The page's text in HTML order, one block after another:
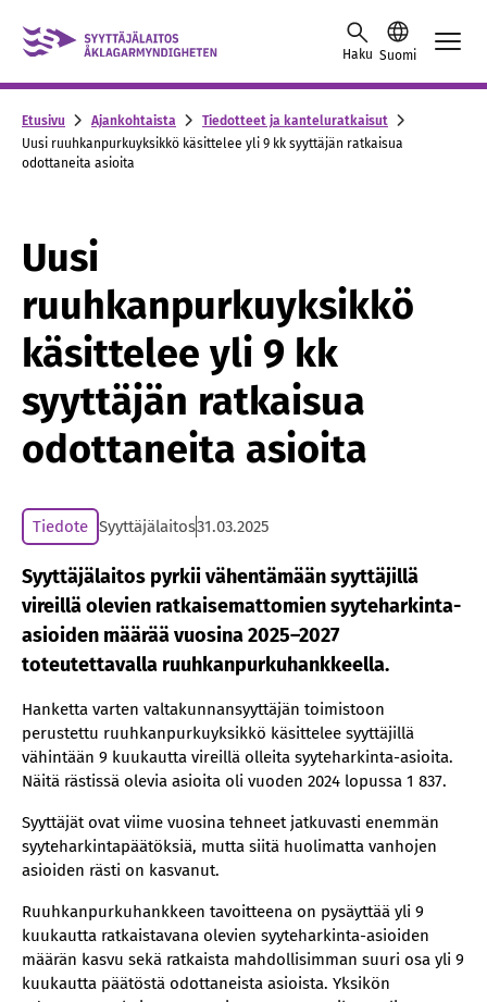
Skip to content -saavutettavuusohje
Haku Suomi
Etusivu Ajankohtaista
Tiedotteet ja kanteluratkaisut
Uusi ruuhkanpurkuyksikkö käsittelee yli 9 kk syyttäjän ratkaisua
odottaneita asioita
Uusi
ruuhkanpurkuyksikkö
käsittelee yli 9 kk
syyttäjän ratkaisua
odottaneita asioita
Tiedote Syyttäjälaitos31.03.2025
Syyttäjälaitos pyrkii vähentämään syyttäjillä
vireillä olevien ratkaisemattomien syyteharkinta-
asioiden määrää vuosina 2025–2027
toteutettavalla ruuhkanpurkuhankkeella.
Hanketta varten valtakunnansyyttäjän toimistoon
perustettu ruuhkanpurkuyksikkö käsittelee syyttäjillä
vähintään 9 kuukautta vireillä olleita syyteharkinta-asioita.
Näitä rästissä olevia asioita oli vuoden 2024 lopussa 1 837.
Syyttäjät ovat viime vuosina tehneet jatkuvasti enemmän
syyteharkintapäätöksiä, mutta siitä huolimatta vanhojen
asioiden rästi on kasvanut.
Ruuhkanpurkuhankkeen tavoitteena on pysäyttää yli 9
kuukautta ratkaistavana olevien syyteharkinta-asioiden
määrän kasvu sekä ratkaista mahdollisimman suuri osa yli 9
kuukautta päätöstä odottaneista asioista. Yksikön